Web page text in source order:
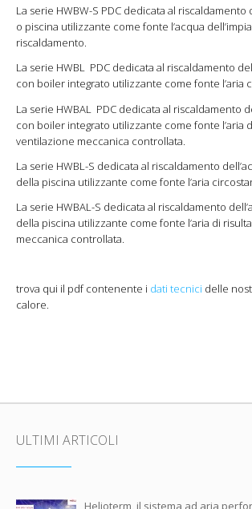
La serie HWBW-S PDC dedicata al riscaldamento
o piscina utilizzante come fonte l’acqua
riscaldamento.
La serie HWBL PDC dedicata al riscaldamento
con boiler integrato utilizzante come fonte l’aria
La serie HWBAL PDC dedicata al riscaldamento
con boiler integrato utilizzante come fonte l’aria
ventilazione meccanica controllata.
La serie HWBL-S dedicata al riscaldamento
della piscina utilizzante come fonte l’aria
La serie HWBAL-S dedicata al riscaldamento
della piscina utilizzante come fonte l’aria di
meccanica controllata.
trova qui il pdf contenente i dati tecnici delle
calore.
ULTIMI ARTICOLI
Helioterm, il sistema ad aria